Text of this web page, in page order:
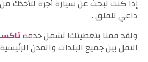
إذا كنت تبحث عن سيارة أجرة لتأخذك من
داعي للقلق .
ولقد قمنا بتغطيتك! تشمل خدمة
النقل بين جميع البلدات والمدن